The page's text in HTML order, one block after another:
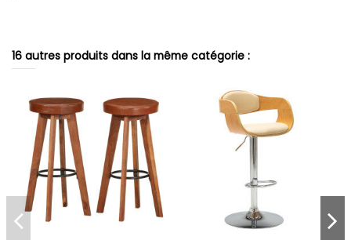
16 autres produits dans la même catégorie :